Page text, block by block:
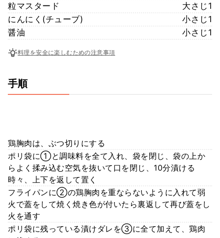
粒マスタード
大さじ1
にんにく(チューブ)
小さじ1
醤油
小さじ1
料理を安全に楽しむための注意事項
手順
鶏胸肉は、ぶつ切りにする
ポリ袋に①と調味料を全て入れ、袋を閉じ、袋の上か
らよく揉み込む空気を抜いて口を閉じ、10分漬ける
時々、上下を返して置く
フライパンに②の鶏胸肉を重ならないように入れて弱
火で蓋をして焼く焼き色が付いたら裏返して再び蓋をし
火を通す
ポリ袋に残っている漬けダレを③に全て加えて、鶏肉